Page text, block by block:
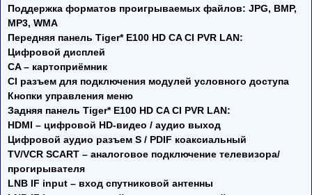
Поддержка форматов проигрываемых файлов: JPG, BMP,
MP3, WMA
Передняя панель Tiger* E100 HD CA CI PVR LAN:
Цифровой дисплей
CA – картоприёмник
CI разъем для подключения модулей условного доступа
Кнопки управления меню
Задняя панель Tiger* E100 HD CA CI PVR LAN:
HDMI – цифровой HD-видео / аудио выход
Цифровой аудио разъем S / PDIF коаксиальный
TV/VCR SCART – аналоговое подключение телевизора/
прогирывателя
LNB IF input – вход спутниковой антенны